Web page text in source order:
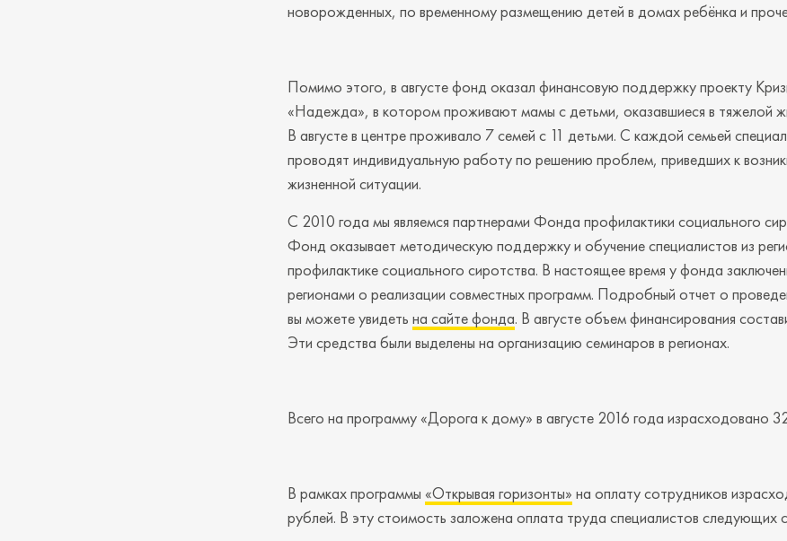
новорожденных, по временному размещению детей в домах ребёнка и
Помимо этого, в августе фонд оказал финансовую поддержку проекту
«Надежда», в котором проживают мамы с детьми, оказавшиеся в тяжелой
В августе в центре проживало 7 семей с 11 детьми. С каждой семьей
проводят индивидуальную работу по решению проблем, приведших к
жизненной ситуации.
С 2010 года мы являемся партнерами Фонда профилактики социального
Фонд оказывает методическую поддержку и обучение специалистов из
профилактике социального сиротства. В настоящее время у фонда
регионами о реализации совместных программ. Подробный отчет о
вы можете увидеть на сайте фонда. В августе объем финансирования
Эти средства были выделены на организацию семинаров в регионах.
Всего на программу «Дорога к дому» в августе 2016 года израсходовано
В рамках программы «Открывая горизонты» на оплату сотрудников
рублей. В эту стоимость заложена оплата труда специалистов следующих